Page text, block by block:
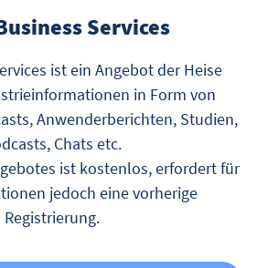
Services
ist ein Angebot der Heise
in Form von
Anwenderberichten, Studien,
Chats etc.
ist kostenlos, erfordert für
jedoch eine vorherige
Registrierung.